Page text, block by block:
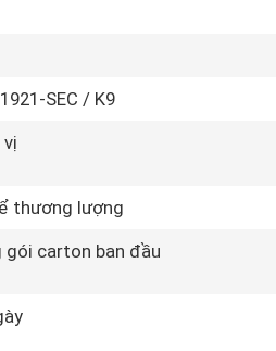
SEC / K9
thương lượng
gói carton ban đầu